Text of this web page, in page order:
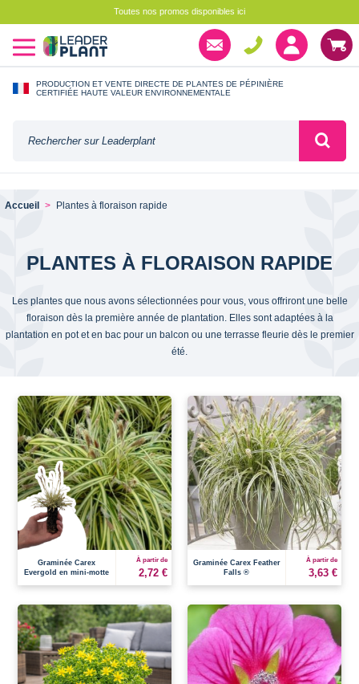
Toutes nos promos disponibles ici
PRODUCTION ET VENTE DIRECTE DE PLANTES DE PÉPINIÈRE
CERTIFIÉE HAUTE VALEUR ENVIRONNEMENTALE
Accueil Plantes à floraison rapide
PLANTES À FLORAISON RAPIDE
Les plantes que nous avons sélectionnées pour vous, vous offriront une belle
floraison dès la première année de plantation. Elles sont adaptées à la
plantation en pot et en bac pour un balcon ou une terrasse fleurie dès le premier
été.
Graminée Carex
Evergold en mini-motte
À partir de
2,72 €
Graminée Carex Feather
Falls ®
À partir de
3,63 €